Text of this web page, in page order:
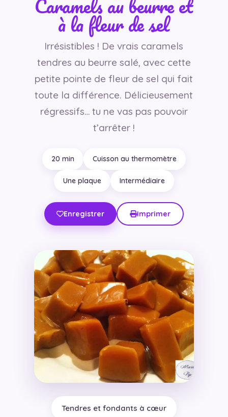
Caramels au beurre et
à la fleur de sel
Irrésistibles ! De vrais caramels
tendres au beurre salé, avec cette
petite pointe de fleur de sel qui fait
toute la différence. Délicieusement
régressifs… tu ne vas pas pouvoir
t’arrêter !
20 min Cuisson au thermomètre
Une plaque Intermédiaire
Enregistrer Imprimer
Tendres et fondants à cœur